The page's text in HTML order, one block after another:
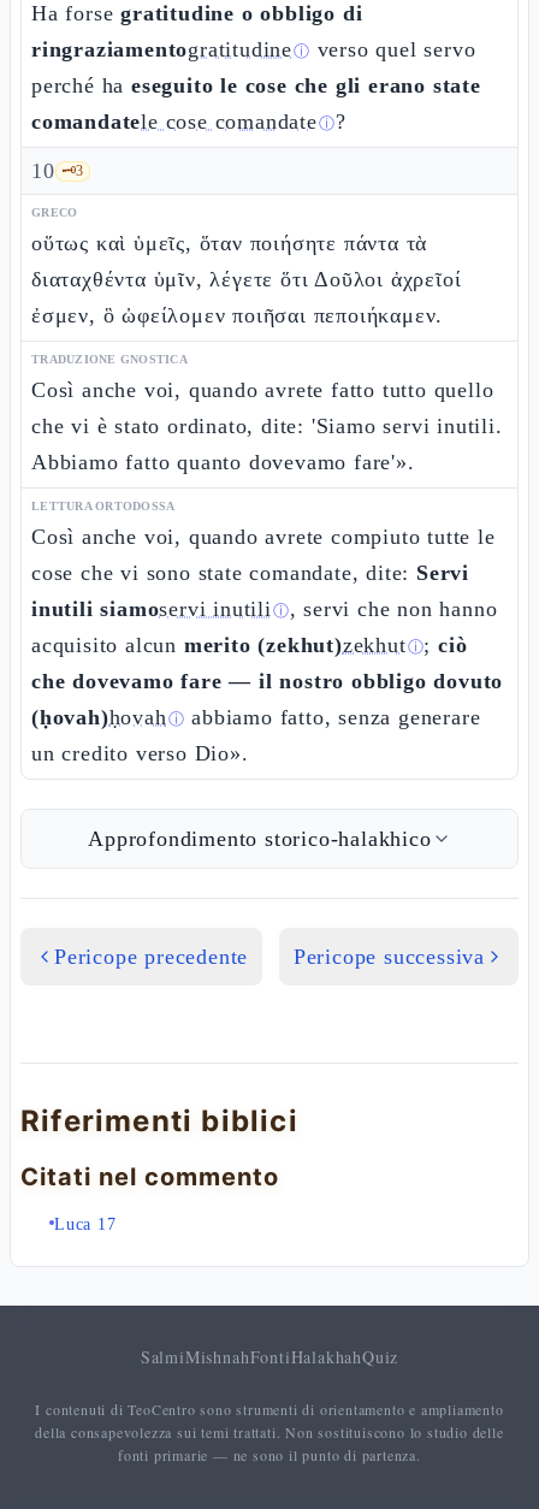
Ha forsegratitudine o obbligo di
ringraziamentogratitudineⓘ verso quel servo
perché haeseguito le cose che gli erano state
comandatele cose comandateⓘ?
10 🗝️3
GRECO
οὕτως καὶ ὑμεῖς, ὅταν ποιήσητε πάντα τὰ
διαταχθέντα ὑμῖν, λέγετε ὅτι Δοῦλοι ἀχρεῖοί
ἐσμεν, ὃ ὠφείλομεν ποιῆσαι πεποιήκαμεν.
TRADUZIONE GNOSTICA
Così anche voi, quando avrete fatto tutto quello
che vi è stato ordinato, dite: 'Siamo servi inutili.
Abbiamo fatto quanto dovevamo fare'».
LETTURA ORTODOSSA
Così anche voi, quando avrete compiuto tutte le
cose che vi sono state comandate, dite: Servi
inutili siamoservi inutiliⓘ, servi che non hanno
acquisito alcun merito (zekhut)zekhutⓘ;ciò
che dovevamo fare — il nostro obbligo dovuto
(ḥovah)ḥovahⓘ abbiamo fatto, senza generare
un credito verso Dio».
Approfondimento storico-halakhico
Pericope precedente Pericope successiva
Riferimenti biblici
Citati nel commento
Luca 17
SalmiMishnahFontiHalakhahQuiz
I contenuti di TeoCentro sono strumenti di orientamento e ampliamento
della consapevolezza sui temi trattati. Non sostituiscono lo studio delle
fonti primarie — ne sono il punto di partenza.